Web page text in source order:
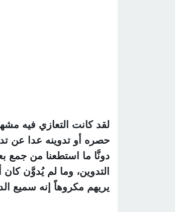
لقد كانت التعازي فيه
حصره أو تدوينه عدا عن
دونَّا ما استطعنا من جمع
التدوين، وما لم يُدوَّن
يريهم مكروهاً إنه سميع